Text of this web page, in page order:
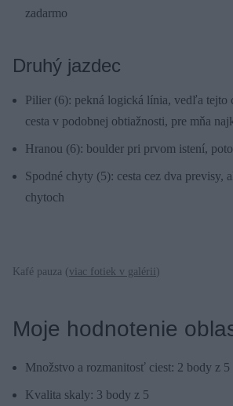
zadarmo
Druhý jazdec
Pilier (6): pekná logická línia, vedľa tejto
cesta v podobnej obtiažnosti, pre mňa
Hranou (6): boulder pri prvom istení,
Spodné chyty (5): cesta cez dva previsy,
chytoch
Kafé pauza (viac fotiek v galérii )
Moje hodnotenie
Množstvo a rozmanitosť ciest: 2 body z 5
Kvalita skaly: 3 body z 5